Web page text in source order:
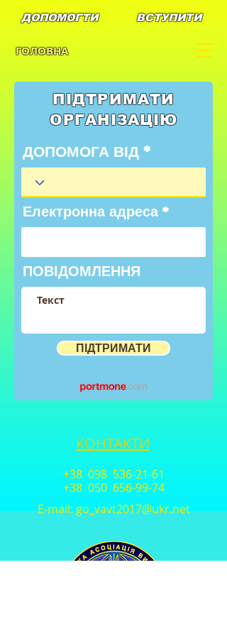
ГОЛОВНА
ДОПОМОГТИ ВСТУПИТИ
ПІДТРИМАТИ
ОРГАНІЗАЦІЮ
ДОПОМОГА ВІД
Електронна адреса
ПОВІДОМЛЕННЯ
ПІДТРИМАТИ
КОНТАКТИ
+38 098 536-21-61
+38 050 656-99-74
E-mail:go_vavt2017@ukr.net